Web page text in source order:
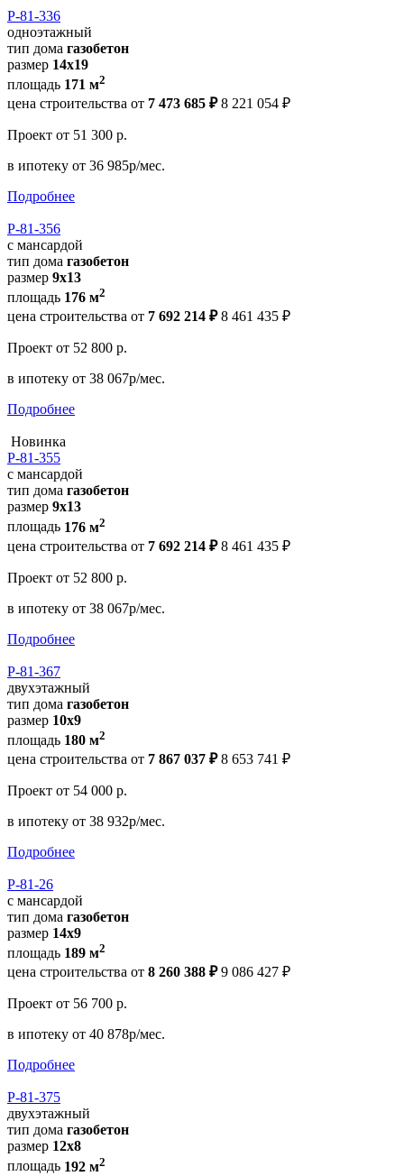
Р-81-336
одноэтажный
тип дома газобетон
размер 14x19
площадь 171 м2
цена строительства от 7 473 685 ₽ 8 221 054 ₽
Проект от 51 300 р.
в ипотеку от 36 985р/мес.
Подробнее
Р-81-356
с мансардой
тип дома газобетон
размер 9x13
площадь 176 м2
цена строительства от 7 692 214 ₽ 8 461 435 ₽
Проект от 52 800 р.
в ипотеку от 38 067р/мес.
Подробнее
Новинка
Р-81-355
с мансардой
тип дома газобетон
размер 9x13
площадь 176 м2
цена строительства от 7 692 214 ₽ 8 461 435 ₽
Проект от 52 800 р.
в ипотеку от 38 067р/мес.
Подробнее
Р-81-367
двухэтажный
тип дома газобетон
размер 10x9
площадь 180 м2
цена строительства от 7 867 037 ₽ 8 653 741 ₽
Проект от 54 000 р.
в ипотеку от 38 932р/мес.
Подробнее
Р-81-26
с мансардой
тип дома газобетон
размер 14x9
площадь 189 м2
цена строительства от 8 260 388 ₽ 9 086 427 ₽
Проект от 56 700 р.
в ипотеку от 40 878р/мес.
Подробнее
Р-81-375
двухэтажный
тип дома газобетон
размер 12x8
площадь 192 м2